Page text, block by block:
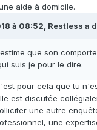
aide à domicile.
à 08:52, Restless a
que son
suis je pour le dire.
pour cela que tu
est discutée
une autre
une